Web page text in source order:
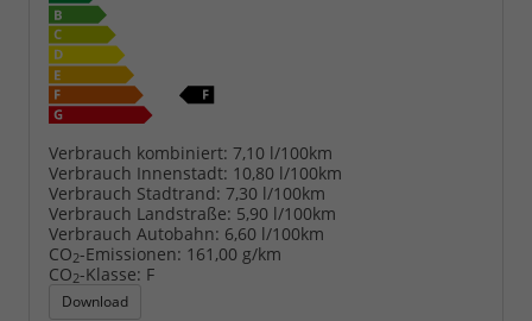
Verbrauch kombiniert: 7,10 l/100km
Verbrauch Innenstadt: 10,80 l/100km
Verbrauch Stadtrand: 7,30 l/100km
Verbrauch Landstraße: 5,90 l/100km
Verbrauch Autobahn: 6,60 l/100km
CO2-Emissionen: 161,00 g/km
CO2-Klasse: F
Download